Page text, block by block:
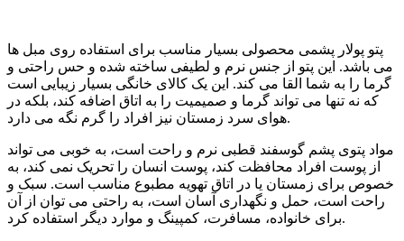
پتو پولار پشمی محصولی بسیار مناسب برای استفاده روی مبل ها
می باشد. این پتو از جنس نرم و لطیفی ساخته شده و حس راحتی و
گرما را به شما القا می کند. این یک کالای خانگی بسیار زیبایی است
که نه تنها می تواند گرما و صمیمیت را به اتاق اضافه کند، بلکه در
هوای سرد زمستان نیز افراد را گرم نگه می دارد.
مواد پتوی پشم گوسفند قطبی نرم و راحت است، به خوبی می تواند
از پوست افراد محافظت کند، پوست انسان را تحریک نمی کند، به
خصوص برای زمستان یا در اتاق تهویه مطبوع مناسب است. سبک و
راحت است، حمل و نگهداری آسان است، به راحتی می توان از آن
برای خانواده، مسافرت، کمپینگ و موارد دیگر استفاده کرد.